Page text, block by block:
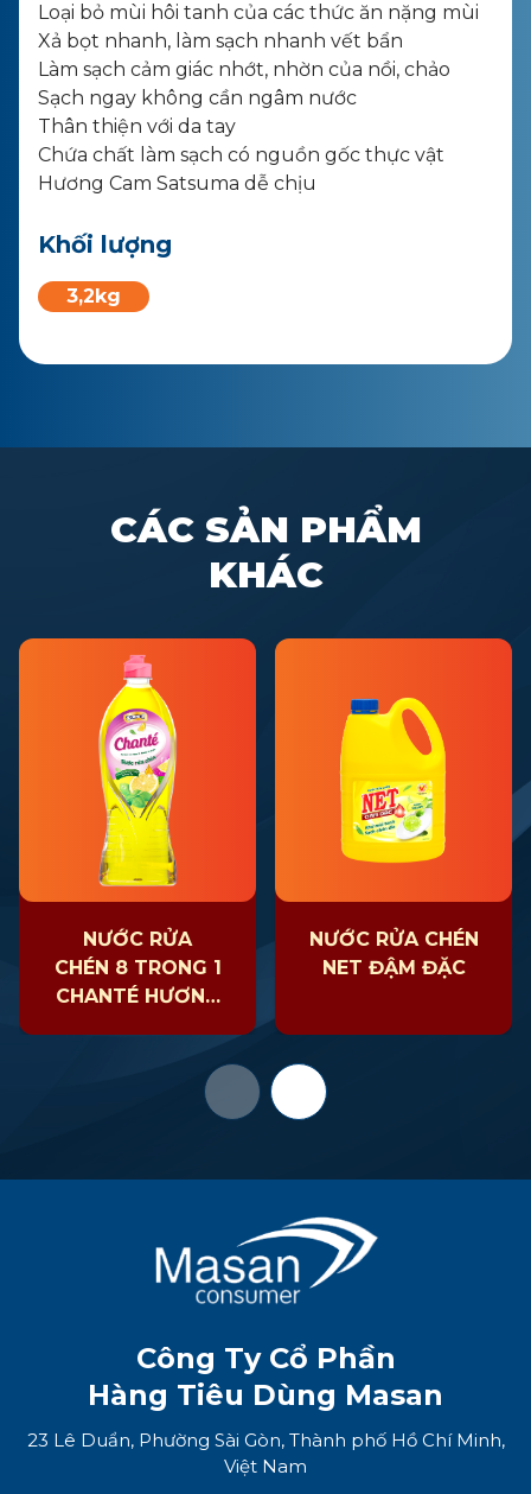
Loại bỏ mùi hôi tanh của các thức ăn nặng mùi
Xả bọt nhanh, làm sạch nhanh vết bẩn
Làm sạch cảm giác nhớt, nhờn của nồi, chảo
Sạch ngay không cần ngâm nước
Thân thiện với da tay
Chứa chất làm sạch có nguồn gốc thực vật
Hương Cam Satsuma dễ chịu
Khối lượng
3,2kg
CÁC SẢN PHẨM
KHÁC
NƯỚC RỬA
CHÉN 8 TRONG 1
CHANTÉ HƯƠNG
NƯỚC RỬA CHÉN
NET ĐẬM ĐẶC
Công Ty Cổ Phần
Hàng Tiêu Dùng Masan
23 Lê Duẩn, Phường Sài Gòn, Thành phố Hồ Chí Minh,
Việt Nam